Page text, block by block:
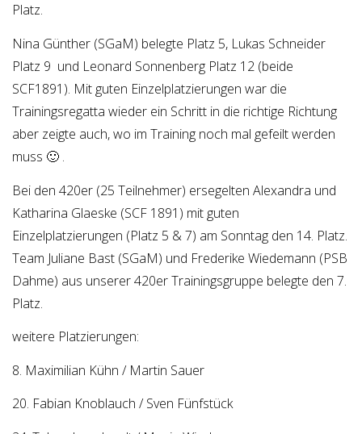
Platz.
Nina Günther (SGaM) belegte Platz 5, Lukas Schneider
Platz 9 und Leonard Sonnenberg Platz 12 (beide
SCF1891). Mit guten Einzelplatzierungen war die
Trainingsregatta wieder ein Schritt in die richtige Richtung
aber zeigte auch, wo im Training noch mal gefeilt werden
muss 🙂 .
Bei den 420er (25 Teilnehmer) ersegelten Alexandra und
Katharina Glaeske (SCF 1891) mit guten
Einzelplatzierungen (Platz 5 & 7) am Sonntag den 14. Platz.
Team Juliane Bast (SGaM) und Frederike Wiedemann (PSB
Dahme) aus unserer 420er Trainingsgruppe belegte den 7.
Platz.
weitere Platzierungen:
8. Maximilian Kühn / Martin Sauer
20. Fabian Knoblauch / Sven Fünfstück